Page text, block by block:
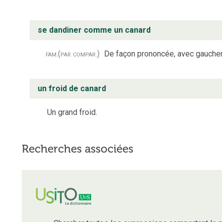
se dandiner comme un canard
fam.(par compar.) De façon prononcée, avec
un froid de canard
Un grand froid.
Recherches associées